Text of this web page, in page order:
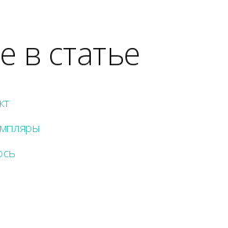
в статье